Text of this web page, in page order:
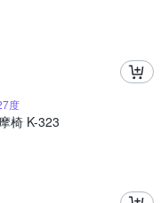
度
椅 K-323